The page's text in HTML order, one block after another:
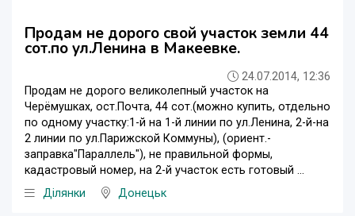
Продам не дорого свой участок земли 44
сот.по ул.Ленина в Макеевке.
24.07.2014, 12:36
Продам не дорого великолепный участок на
Черёмушках, ост.Почта, 44 сот.(можно купить, отдельно
по одному участку:1-й на 1-й линии по ул.Ленина, 2-й-на
2 линии по ул.Парижской Коммуны), (ориент.-
заправка"Параллель"), не правильной формы,
кадастровый номер, на 2-й участок есть готовый ...
Ділянки
Донецьк